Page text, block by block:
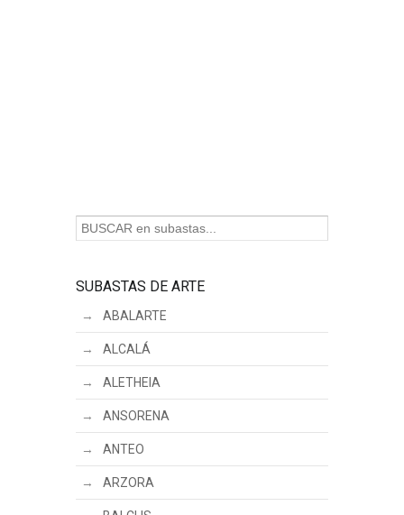
SUBASTAS DE ARTE
ABALARTE
ALCALÁ
ALETHEIA
ANSORENA
ANTEO
ARZORA